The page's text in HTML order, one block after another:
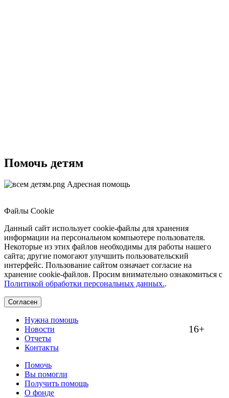
Помочь детям
Адресная помощь
Файлы Cookie
Данный сайт использует cookie-файлы для хранения
информации на персональном компьютере пользователя.
Некоторые из этих файлов необходимы для работы нашего
сайта; другие помогают улучшить пользовательский
интерфейс. Пользование сайтом означает согласие на
хранение cookie-файлов. Просим внимательно ознакомиться с
Политикой обработки персональных данных..
Согласен
16+
Нужна помощь
Новости
Отчеты
Контакты
Помочь
Вы помогли
Получить помощь
О фонде